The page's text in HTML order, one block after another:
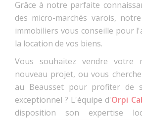
Grâce à notre parfaite
des micro-marchés varois,
immobiliers vous conseille pour
la location de vos biens.
Vous souhaitez vendre votre
nouveau projet, ou vous
au Beausset pour profiter de
exceptionnel ? L'équipe d'Orpi
disposition son expertise